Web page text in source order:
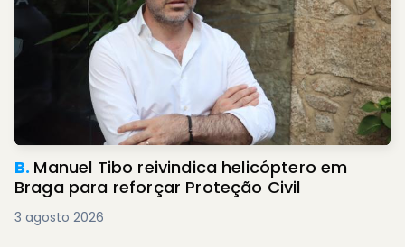
B. Manuel Tibo reivindica helicóptero em
Braga para reforçar Proteção Civil
3 agosto 2026